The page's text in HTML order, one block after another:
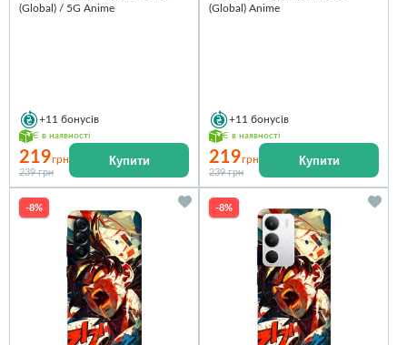
(Global) / 5G Anime
+11 бонусів
Є в наявності
219грн
239 грн
Купити
(Global) Anime
+11 бонусів
Є в наявності
219грн
239 грн
Купити
-8% -8%